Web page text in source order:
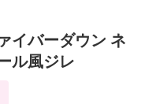
イバーダウン ネ
ル風ジレ